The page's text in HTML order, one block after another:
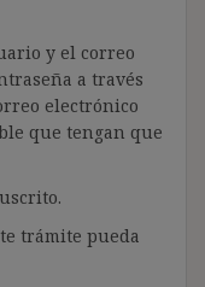
y el correo
a través
electrónico
que tengan que
trámite pueda